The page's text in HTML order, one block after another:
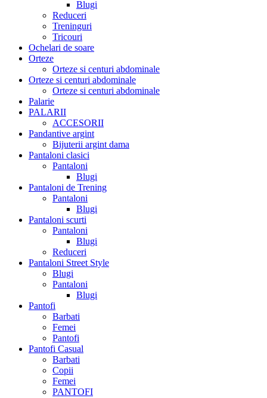
Blugi
Reduceri
Treninguri
Tricouri
Ochelari de soare
Orteze
Orteze si centuri abdominale
Orteze si centuri abdominale
Orteze si centuri abdominale
Palarie
PALARII
ACCESORII
Pandantive argint
Bijuterii argint dama
Pantaloni clasici
Pantaloni
Blugi
Pantaloni de Trening
Pantaloni
Blugi
Pantaloni scurti
Pantaloni
Blugi
Reduceri
Pantaloni Street Style
Blugi
Pantaloni
Blugi
Pantofi
Barbati
Femei
Pantofi
Pantofi Casual
Barbati
Copii
Femei
PANTOFI